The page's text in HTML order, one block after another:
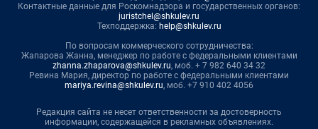
Контактные данные для Роскомнадзора и государственных органов:
juristchel@shkulev.ru
Техподдержка: help@shkulev.ru
По вопросам коммерческого сотрудничества:
Жапарова Жанна, менеджер по работе с федеральными клиентами
zhanna.zhaparova@shkulev.ru, моб. + 7 982 640 34 32
Ревина Мария, директор по работе с федеральными клиентами
mariya.revina@shkulev.ru, моб. +7 910 402 4056
Редакция сайта не несет ответственности за достоверность
информации, содержащейся в рекламных объявлениях.